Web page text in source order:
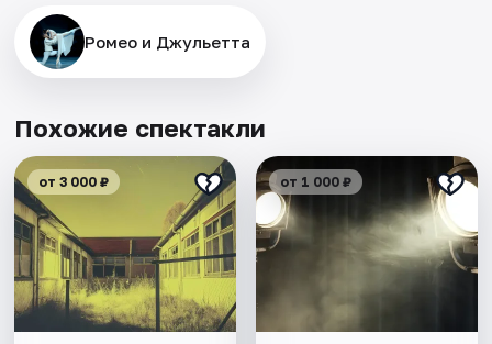
Ромео и Джульетта
Похожие спектакли
от 3 000 ₽ от 1 000 ₽